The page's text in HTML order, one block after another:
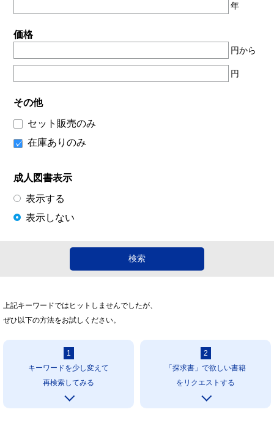
年
価格
円から
円
その他
セット販売のみ
在庫ありのみ
成人図書表示
表示する
表示しない
上記キーワードではヒットしませんでしたが、
ぜひ以下の方法をお試しください。
1
キーワードを少し変えて
再検索してみる
2
「探求書」で欲しい書籍
をリクエストする